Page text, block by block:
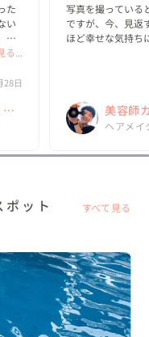
た
い
こ
、
ま
る...
28日
写真を撮っている
ですが、今、見返
ほど幸せな気持ち
美容師
ゆき∥
ヘアメイ
ット すべて見る